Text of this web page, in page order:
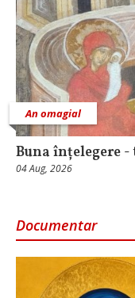
An omagial
Buna înțelegere
04 Aug, 2026
Documentar